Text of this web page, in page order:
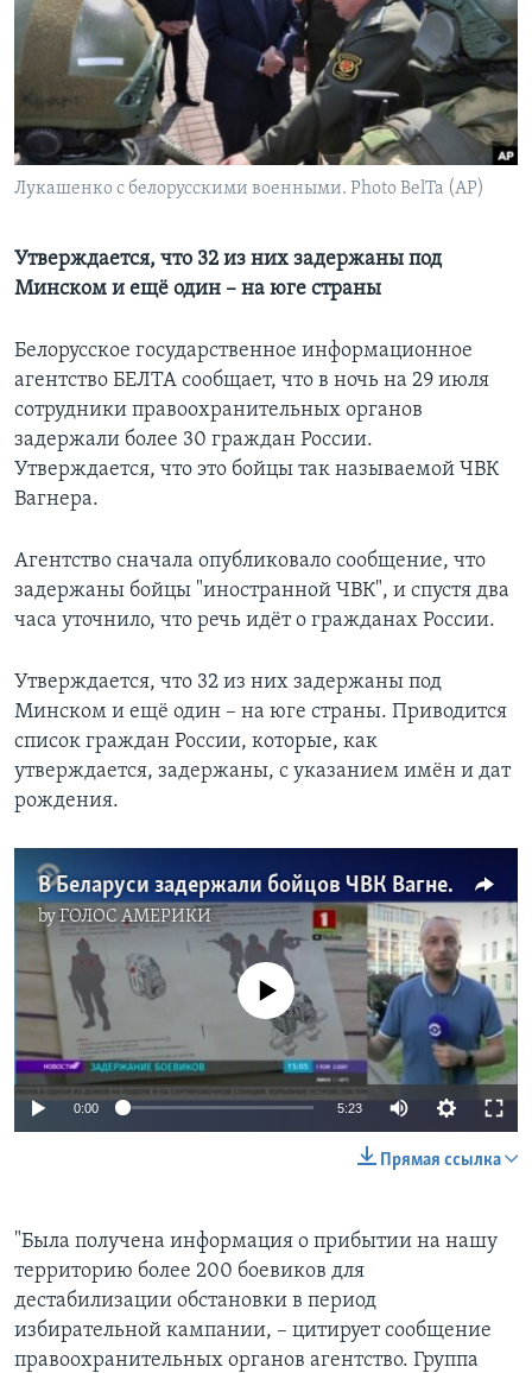
Learning English
СОЦИАЛЬНЫЕ СЕТИ
Лукашенко с белорусскими военными. Photo BelTa (AP)
Утверждается, что 32 из них задержаны под
Минском и ещё один – на юге страны
Белорусское государственное информационное
агентство БЕЛТА сообщает, что в ночь на 29 июля
сотрудники правоохранительных органов
задержали более 30 граждан России.
Утверждается, что это бойцы так называемой ЧВК
Вагнера.
Агентство сначала опубликовало сообщение, что
задержаны бойцы "иностранной ЧВК", и спустя два
часа уточнило, что речь идёт о гражданах России.
Утверждается, что 32 из них задержаны под
Минском и ещё один – на юге страны. Приводится
список граждан России, которые, как
утверждается, задержаны, с указанием имён и дат
рождения.
В Беларуси задержали бойцов ЧВК Вагнера
byГОЛОС АМЕРИКИ
No media source currently available
0:00 5:23
Прямая ссылка
"Была получена информация о прибытии на нашу
территорию более 200 боевиков для
дестабилизации обстановки в период
избирательной кампании, – цитирует сообщение
правоохранительных органов агентство. Группа